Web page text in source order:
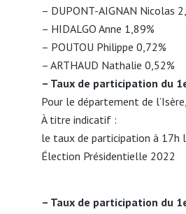
– DUPONT-AIGNAN Nicolas
– HIDALGO Anne 1,89%
– POUTOU Philippe 0,72%
– ARTHAUD Nathalie 0,52%
– Taux de participation du
Pour le département de
À titre indicatif :
le taux de participation à 17h
Élection Présidentielle 2022
– Taux de participation du